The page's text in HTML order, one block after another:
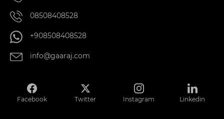
08508408528
+908508408528
info@gaaraj.com
Facebook Twitter Instagram Linkedin